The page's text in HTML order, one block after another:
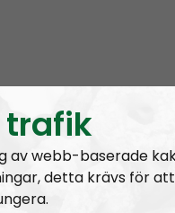
trafik
av webb-baserade
detta krävs för att